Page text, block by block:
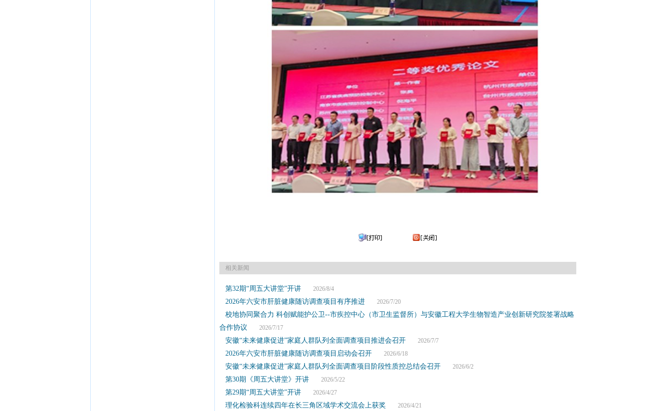
相关新闻
第32期“周五大讲堂”开讲2026/8/4
2026年六安市肝脏健康随访调查项目有序推进2026/7/20
校地协同聚合力 科创赋能护公卫--市疾控中心（市卫生监督所）与安徽工程大学生物智造产业创新研究院签署战略
合作协议 2026/7/17
安徽“未来健康促进”家庭人群队列全面调查项目推进会召开2026/7/7
2026年六安市肝脏健康随访调查项目启动会召开2026/6/18
安徽“未来健康促进”家庭人群队列全面调查项目阶段性质控总结会召开2026/6/2
第30期《周五大讲堂》开讲2026/5/22
第29期“周五大讲堂”开讲2026/4/27
理化检验科连续四年在长三角区域学术交流会上获奖 2026/4/21